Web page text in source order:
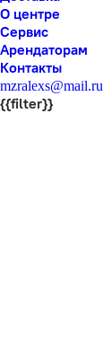
О центре
Сервис
Арендаторам
Контакты
mzralexs@mail.ru
{{filter}}